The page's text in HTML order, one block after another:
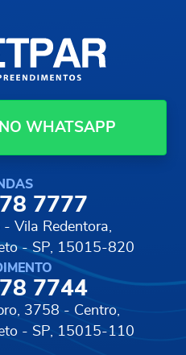
WHATSAPP
7777
Vila Redentora,
- SP, 15015-820
7744
3758 - Centro,
- SP, 15015-110